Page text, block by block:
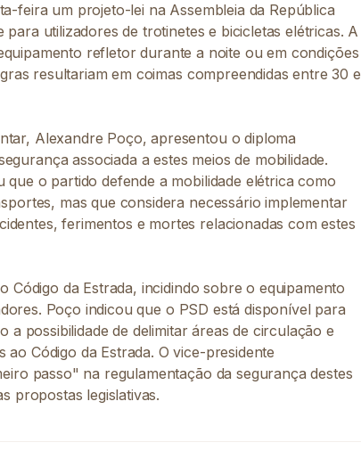
feira um projeto-lei na Assembleia da República
utilizadores de trotinetes e bicicletas elétricas. A
refletor durante a noite ou em condições
resultariam em coimas compreendidas entre 30 e
Alexandre Poço, apresentou o diploma
associada a estes meios de mobilidade.
o partido defende a mobilidade elétrica como
mas que considera necessário implementar
ferimentos e mortes relacionadas com estes
da Estrada, incidindo sobre o equipamento
Poço indicou que o PSD está disponível para
possibilidade de delimitar áreas de circulação e
Código da Estrada. O vice-presidente
passo" na regulamentação da segurança destes
propostas legislativas.